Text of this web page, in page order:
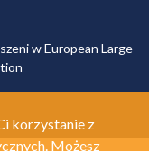
w European Large
korzystanie z
Możesz